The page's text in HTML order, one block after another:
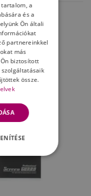
el
tartalom, a
és a
Ön általi
partnereinkkel
más
biztosított
össze.